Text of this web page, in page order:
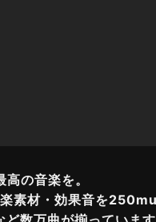
の音楽を。
素材・効果音を